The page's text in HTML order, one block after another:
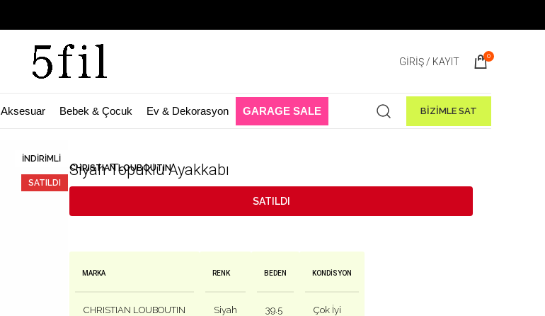
GIRIŞ / KAYIT 0
Aksesuar Bebek & Çocuk Ev & Dekorasyon GARAGE SALE BİZİMLE SAT
İNDIRIMLI
SATILDI
CHRISTIAN LOUBOUTIN
Siyah Topuklu Ayakkabı
SATILDI
MARKA
CHRISTIAN LOUBOUTIN
RENK
Siyah
BEDEN
39.5
KONDISYON
Çok İyi